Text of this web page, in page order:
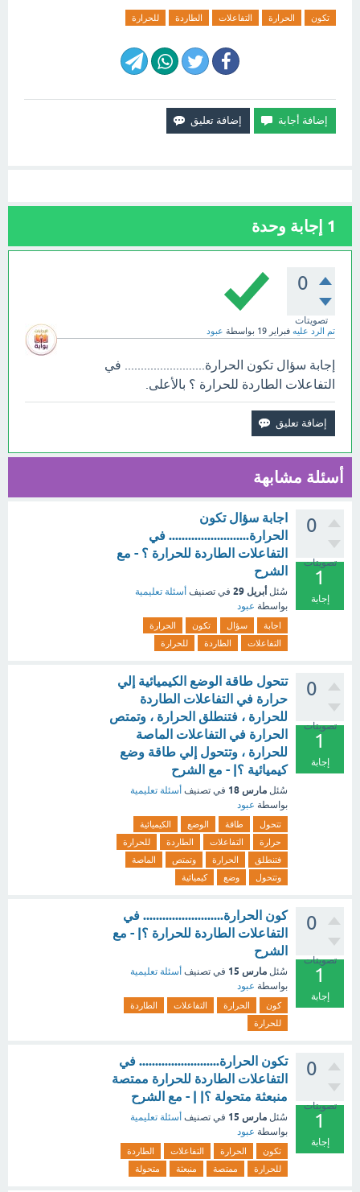
تكون الحرارة التفاعلات الطاردة للحرارة
1 إجابة وحدة
0
تصويتات
تم الرد عليه فبراير 19 بواسطة عبود
إجابة سؤال تكون الحرارة......................... في
التفاعلات الطاردة للحرارة ؟ بالأعلى.
أسئلة مشابهة
0
تصويتات
1
إجابة
اجابة سؤال تكون
الحرارة......................... في
التفاعلات الطاردة للحرارة ؟ - مع
الشرح
سُئل أبريل 29 في تصنيف أسئلة تعليمية
بواسطة عبود
اجابة سؤال تكون
الحرارة
التفاعلات
الطاردة للحرارة
0
تصويتات
1
إجابة
تتحول طاقة الوضع الكيميائية إلي
حرارة في التفاعلات الطاردة
للحرارة ، فتنطلق الحرارة ، وتمتص
الحرارة في التفاعلات الماصة
للحرارة ، وتتحول إلي طاقة وضع
كيميائية ؟| - مع الشرح
سُئل مارس 18 في تصنيف أسئلة تعليمية
بواسطة عبود
تتحول طاقة الوضع
الكيميائية
حرارة
التفاعلات الطاردة
للحرارة
فتنطلق
الحرارة وتمتص
الماصة
وتتحول
وضع كيميائية
0
تصويتات
1
إجابة
كون الحرارة......................... في
التفاعلات الطاردة للحرارة ؟| - مع
الشرح
سُئل مارس 15 في تصنيف أسئلة تعليمية
بواسطة عبود
كون الحرارة التفاعلات
الطاردة
للحرارة
0
تصويتات
1
إجابة
تكون الحرارة......................... في
التفاعلات الطاردة للحرارة ممتصة
منبعثة متحولة ؟| | - مع الشرح
سُئل مارس 15 في تصنيف أسئلة تعليمية
بواسطة عبود
تكون الحرارة التفاعلات
الطاردة
للحرارة
ممتصة منبعثة متحولة